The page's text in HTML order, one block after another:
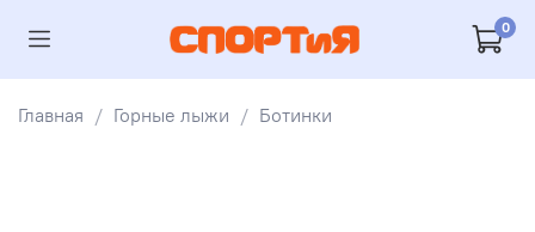
0
Главная Горные лыжи Ботинки